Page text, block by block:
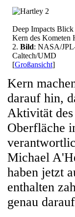
Deep Impacts Blick
Kern des Kometen
2. Bild: NASA/
Caltech/UMD
[Großansicht]
Kern
darauf hin,
Aktivität
Oberfläche
Michael
haben jetzt
enthalten
genau